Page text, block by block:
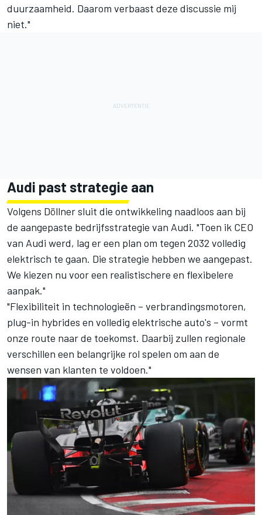
duurzaamheid. Daarom verbaast deze discussie mij
niet."
Audi past strategie aan
Volgens Döllner sluit die ontwikkeling naadloos aan bij
de aangepaste bedrijfsstrategie van Audi. "Toen ik CEO
van Audi werd, lag er een plan om tegen 2032 volledig
elektrisch te gaan. Die strategie hebben we aangepast.
We kiezen nu voor een realistischere en flexibelere
aanpak."
"Flexibiliteit in technologieën – verbrandingsmotoren,
plug-in hybrides en volledig elektrische auto's – vormt
onze route naar de toekomst. Daarbij zullen regionale
verschillen een belangrijke rol spelen om aan de
wensen van klanten te voldoen."